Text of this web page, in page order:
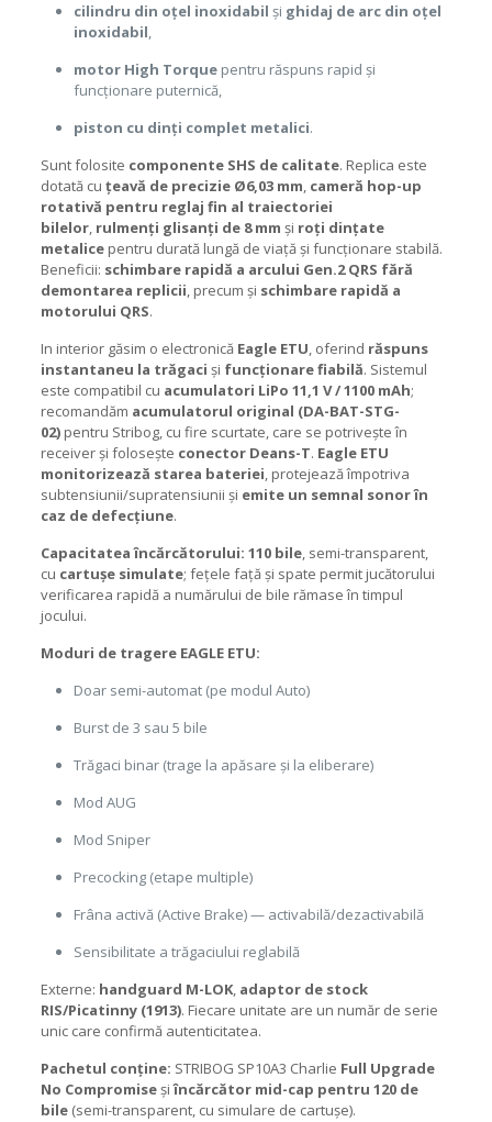
cilindru din oțel inoxidabil și ghidaj de arc din oțel
inoxidabil,
motor High Torquepentru răspuns rapid și
funcționare puternică,
piston cu dinți complet metalici.
Sunt folosite componente SHS de calitate. Replica este
dotată cu țeavă de precizie Ø6,03 mm, cameră hop-up
rotativă pentru reglaj fin al traiectoriei
bilelor, rulmenți glisanți de 8 mm și roți dințate
metalicepentru durată lungă de viață și funcționare stabilă.
Beneficii: schimbare rapidă a arcului Gen.2 QRS fără
demontarea replicii, precum și schimbare rapidă a
motorului QRS.
In interior găsim o electronică Eagle ETU, oferind răspuns
instantaneu la trăgaci și funcționare fiabilă. Sistemul
este compatibil cu acumulatori LiPo 11,1 V / 1100 mAh;
recomandăm acumulatorul original (DA-BAT-STG-
02)pentru Stribog, cu fire scurtate, care se potrivește în
receiver și folosește conector Deans-T. Eagle ETU
monitorizează starea bateriei, protejează împotriva
subtensiunii/supratensiunii și emite un semnal sonor în
caz de defecțiune.
Capacitatea încărcătorului: 110 bile, semi-transparent,
cu cartușe simulate; fețele față și spate permit jucătorului
verificarea rapidă a numărului de bile rămase în timpul
jocului.
Moduri de tragere EAGLE ETU:
Doar semi-automat (pe modul Auto)
Burst de 3 sau 5 bile
Trăgaci binar (trage la apăsare și la eliberare)
Mod AUG
Mod Sniper
Precocking (etape multiple)
Frâna activă (Active Brake) — activabilă/dezactivabilă
Sensibilitate a trăgaciului reglabilă
Externe: handguard M-LOK, adaptor de stock
RIS/Picatinny (1913). Fiecare unitate are un număr de serie
unic care confirmă autenticitatea.
Pachetul conține: STRIBOG SP10A3 Charlie Full Upgrade
No Compromiseșiîncărcător mid-cap pentru 120 de
bile(semi-transparent, cu simulare de cartușe).